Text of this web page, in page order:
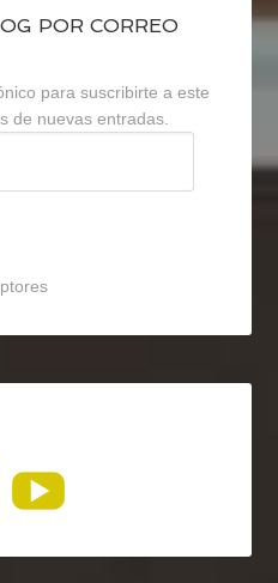
POR CORREO
para suscribirte a este
de nuevas entradas.
Ver
perfil